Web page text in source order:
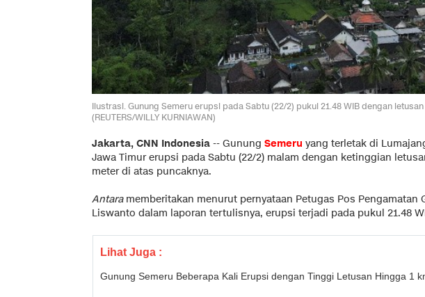
Ilustrasi. Gunung Semeru erupsi pada Sabtu (22/2) pukul 21.48 WIB dengan
(REUTERS/WILLY KURNIAWAN)
Jakarta, CNN Indonesia -- Gunung Semeru yang terletak di
Jawa Timur erupsi pada Sabtu (22/2) malam dengan ketinggian
meter di atas puncaknya.
Antaramemberitakan menurut pernyataan Petugas Pos Pengamatan
Liswanto dalam laporan tertulisnya, erupsi terjadi pada pukul 21.48
Lihat Juga :
Gunung Semeru Beberapa Kali Erupsi dengan Tinggi Letusan Hingga 1